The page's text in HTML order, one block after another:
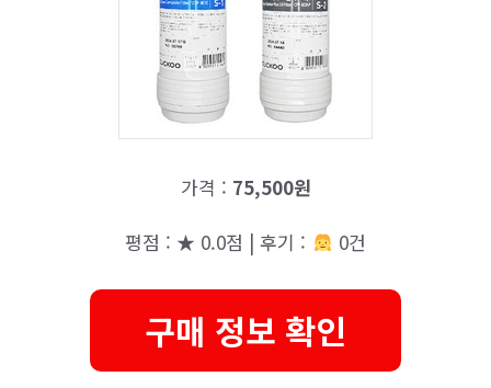
가격 : 75,500원
평점 : ★ 0.0점 | 후기 : 0건
구매 정보 확인